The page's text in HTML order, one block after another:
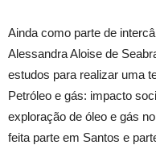
Ainda como parte de
Alessandra Aloise de
estudos para realizar uma
Petróleo e gás: impacto
exploração de óleo e gás
feita parte em Santos e